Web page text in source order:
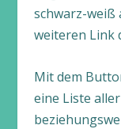
schwarz-
weiteren Link
Mit dem
eine Liste